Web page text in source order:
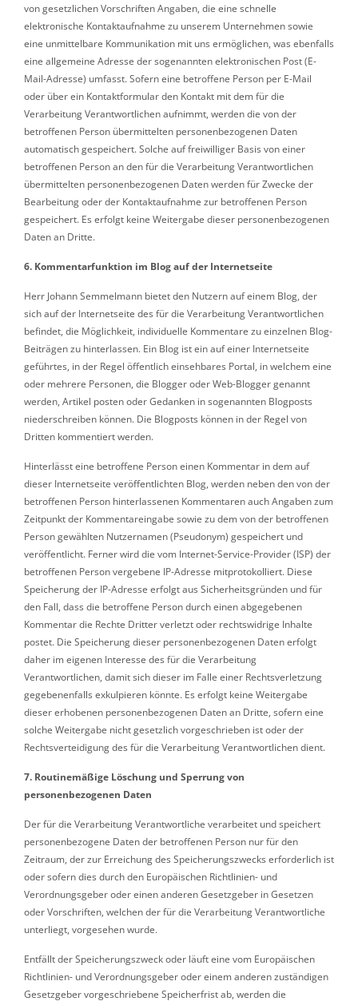
von gesetzlichen Vorschriften Angaben, die eine schnelle
elektronische Kontaktaufnahme zu unserem Unternehmen sowie
eine unmittelbare Kommunikation mit uns ermöglichen, was ebenfalls
eine allgemeine Adresse der sogenannten elektronischen Post (E-
Mail-Adresse) umfasst. Sofern eine betroffene Person per E-Mail
oder über ein Kontaktformular den Kontakt mit dem für die
Verarbeitung Verantwortlichen aufnimmt, werden die von der
betroffenen Person übermittelten personenbezogenen Daten
automatisch gespeichert. Solche auf freiwilliger Basis von einer
betroffenen Person an den für die Verarbeitung Verantwortlichen
übermittelten personenbezogenen Daten werden für Zwecke der
Bearbeitung oder der Kontaktaufnahme zur betroffenen Person
gespeichert. Es erfolgt keine Weitergabe dieser personenbezogenen
Daten an Dritte.
6. Kommentarfunktion im Blog auf der Internetseite
Herr Johann Semmelmann bietet den Nutzern auf einem Blog, der
sich auf der Internetseite des für die Verarbeitung Verantwortlichen
befindet, die Möglichkeit, individuelle Kommentare zu einzelnen Blog-
Beiträgen zu hinterlassen. Ein Blog ist ein auf einer Internetseite
geführtes, in der Regel öffentlich einsehbares Portal, in welchem eine
oder mehrere Personen, die Blogger oder Web-Blogger genannt
werden, Artikel posten oder Gedanken in sogenannten Blogposts
niederschreiben können. Die Blogposts können in der Regel von
Dritten kommentiert werden.
Hinterlässt eine betroffene Person einen Kommentar in dem auf
dieser Internetseite veröffentlichten Blog, werden neben den von der
betroffenen Person hinterlassenen Kommentaren auch Angaben zum
Zeitpunkt der Kommentareingabe sowie zu dem von der betroffenen
Person gewählten Nutzernamen (Pseudonym) gespeichert und
veröffentlicht. Ferner wird die vom Internet-Service-Provider (ISP) der
betroffenen Person vergebene IP-Adresse mitprotokolliert. Diese
Speicherung der IP-Adresse erfolgt aus Sicherheitsgründen und für
den Fall, dass die betroffene Person durch einen abgegebenen
Kommentar die Rechte Dritter verletzt oder rechtswidrige Inhalte
postet. Die Speicherung dieser personenbezogenen Daten erfolgt
daher im eigenen Interesse des für die Verarbeitung
Verantwortlichen, damit sich dieser im Falle einer Rechtsverletzung
gegebenenfalls exkulpieren könnte. Es erfolgt keine Weitergabe
dieser erhobenen personenbezogenen Daten an Dritte, sofern eine
solche Weitergabe nicht gesetzlich vorgeschrieben ist oder der
Rechtsverteidigung des für die Verarbeitung Verantwortlichen dient.
7. Routinemäßige Löschung und Sperrung von
personenbezogenen Daten
Der für die Verarbeitung Verantwortliche verarbeitet und speichert
personenbezogene Daten der betroffenen Person nur für den
Zeitraum, der zur Erreichung des Speicherungszwecks erforderlich ist
oder sofern dies durch den Europäischen Richtlinien- und
Verordnungsgeber oder einen anderen Gesetzgeber in Gesetzen
oder Vorschriften, welchen der für die Verarbeitung Verantwortliche
unterliegt, vorgesehen wurde.
Entfällt der Speicherungszweck oder läuft eine vom Europäischen
Richtlinien- und Verordnungsgeber oder einem anderen zuständigen
Gesetzgeber vorgeschriebene Speicherfrist ab, werden die